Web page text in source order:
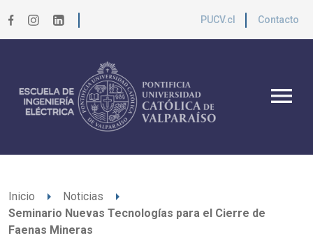
PUCV.cl Contacto
menu
Inicio arrow_right Noticias arrow_right
Seminario Nuevas Tecnologías para el Cierre de
Faenas Mineras